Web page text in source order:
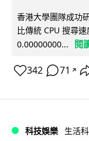
香港大學團隊成功
比傳統 CPU 搜尋
0.00000000...
閱
342 71 ↗
科技娛樂 生活